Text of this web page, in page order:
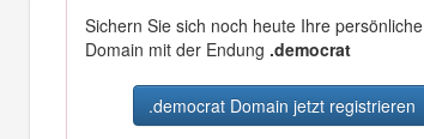
Sichern Sie sich noch heute Ihre persönliche
Domain mit der Endung .democrat
.democrat Domain jetzt registrieren